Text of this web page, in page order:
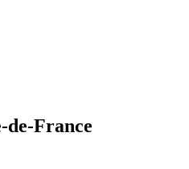
de-France